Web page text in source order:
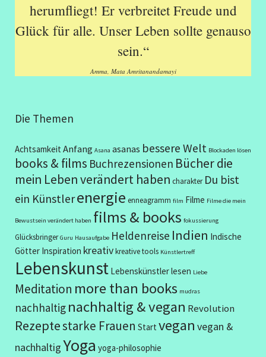
herumfliegt! Er verbreitet Freude und
Glück für alle. Unser Leben sollte genauso
sein.“
Amma, Mata Amritanandamayi
Die Themen
Achtsamkeit Anfang Asana asanas bessere Welt Blockaden lösen
books & films Buchrezensionen Bücher die
mein Leben verändert haben charakter Du bist
ein Künstlerenergie enneagramm film Filme Filme die mein
Bewustsein verändert haben films & books fokussierung
Glücksbringer Guru Hausaufgabe Heldenreise Indien Indische
Götter Inspiration kreativkreative tools Künstlertreff
Lebenskunst Lebenskünstlerlesen Liebe
Meditation more than books mudras
nachhaltig nachhaltig & vegan Revolution
Rezeptestarke Frauen Start vegan vegan &
nachhaltigYoga yoga-philosophie